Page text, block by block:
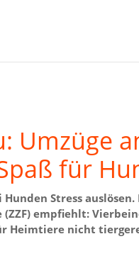
Umzüge
für
Stress auslösen.
empfiehlt:
Heimtiere nicht